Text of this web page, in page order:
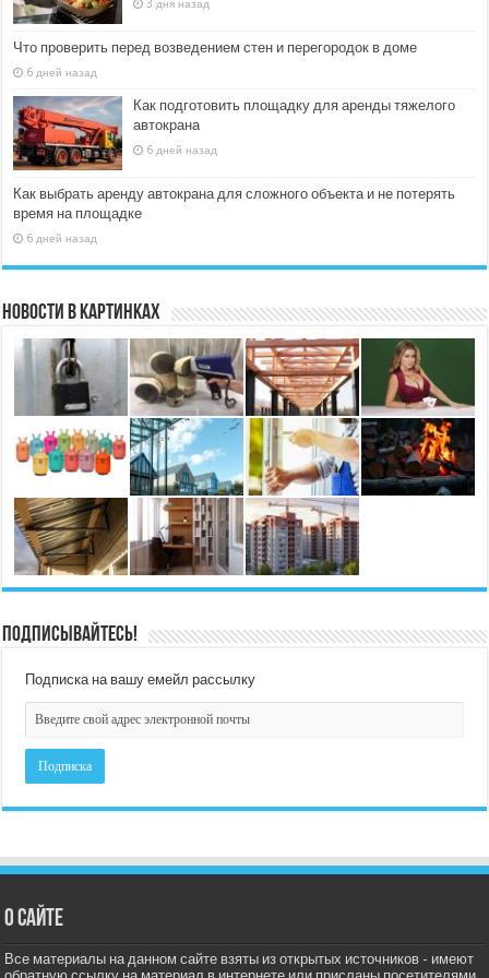
3 дня назад
Что проверить перед возведением стен и перегородок в доме
6 дней назад
Как подготовить площадку для аренды тяжелого
автокрана
6 дней назад
Как выбрать аренду автокрана для сложного объекта и не потерять
время на площадке
6 дней назад
Новости в картинках
Подписывайтесь!
Подписка на вашу емейл рассылку
О сайте
Все материалы на данном сайте взяты из открытых источников - имеют